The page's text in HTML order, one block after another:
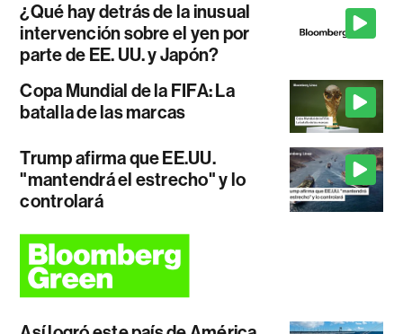
¿Qué hay detrás de la inusual
intervención sobre el yen por
parte de EE. UU. y Japón?
Copa Mundial de la FIFA: La
batalla de las marcas
Trump afirma que EE.UU.
"mantendrá el estrecho" y lo
controlará